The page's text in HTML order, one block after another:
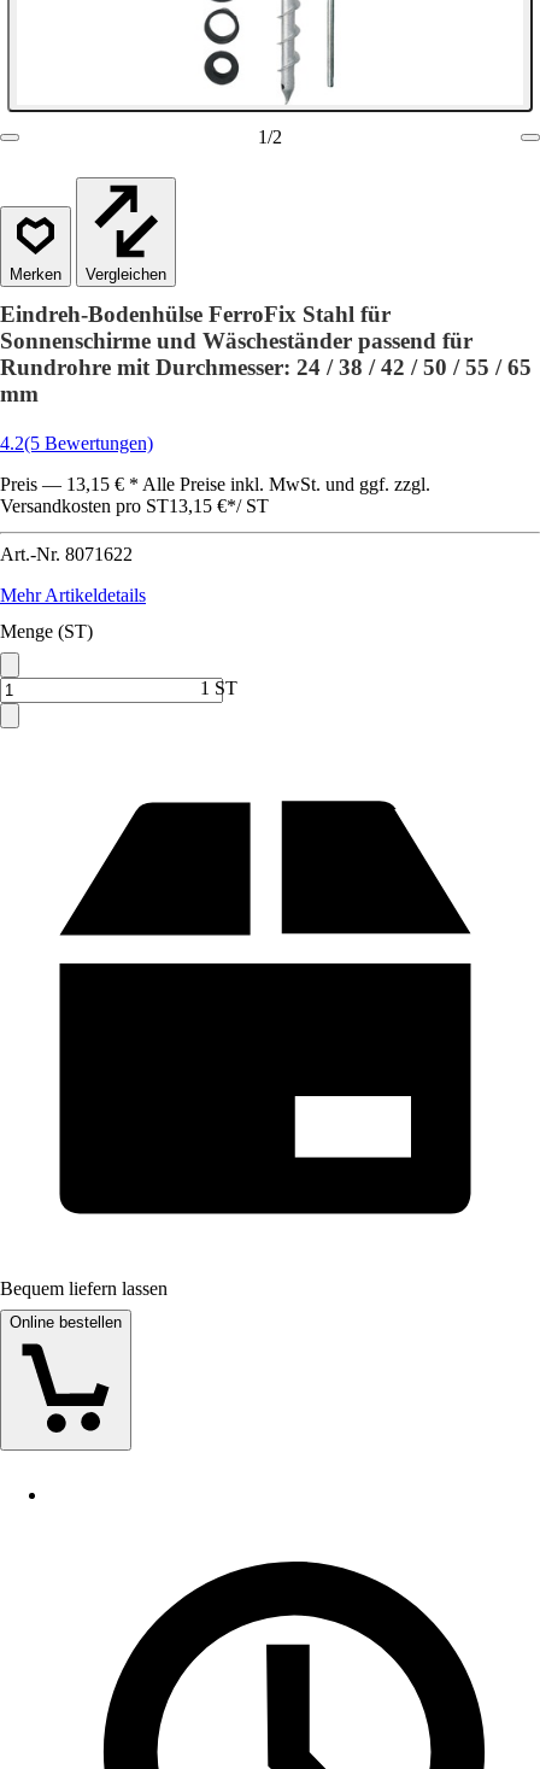
1/2
Vergleichen
Eindreh-Bodenhülse FerroFix Stahl für
Sonnenschirme und Wäscheständer passend für
Rundrohre mit Durchmesser: 24 / 38 / 42 / 50 / 55 / 65
mm
4.2(5 Bewertungen)
Preis — 13,15 € * Alle Preise inkl. MwSt. und ggf. zzgl.
Versandkosten pro ST13,15 €*/ ST
Art.-Nr. 8071622
Mehr Artikeldetails
Menge (ST)
1 ST
Bequem liefern lassen
Online bestellen